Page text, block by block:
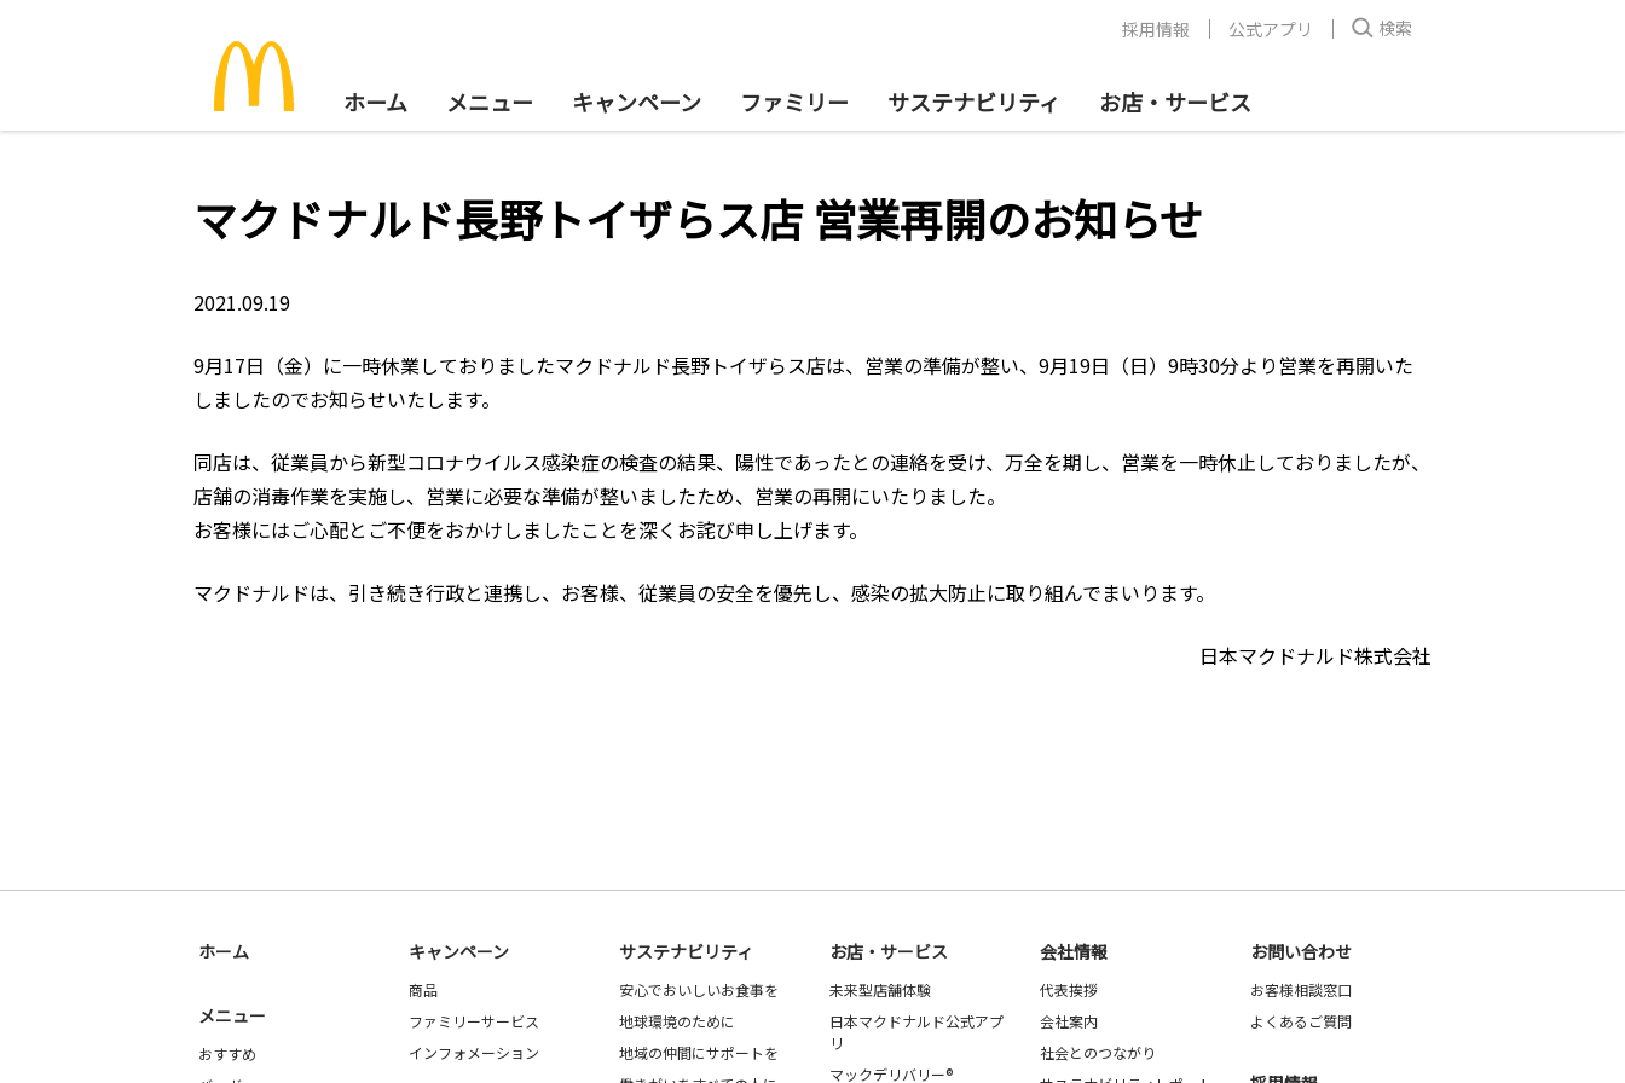
ホーム メニュー キャンペーン ファミリー サステナビリティ お店・サービス
採用情報 公式アプリ 検索
マクドナルド長野トイザらス店 営業再開のお知らせ
2021.09.19
9月17日（金）に一時休業しておりましたマクドナルド長野トイザらス店は、営業の準備が整い、9月19日（日）9時30分より営業を再開いた
しましたのでお知らせいたします。
同店は、従業員から新型コロナウイルス感染症の検査の結果、陽性であったとの連絡を受け、万全を期し、営業を一時休止しておりましたが、
店舗の消毒作業を実施し、営業に必要な準備が整いましたため、営業の再開にいたりました。
お客様にはご心配とご不便をおかけしましたことを深くお詫び申し上げます。
マクドナルドは、引き続き行政と連携し、お客様、従業員の安全を優先し、感染の拡大防止に取り組んでまいります。
日本マクドナルド株式会社
ホーム
メニュー
おすすめ
キャンペーン
商品
ファミリーサービス
インフォメーション
サステナビリティ
安心でおいしいお食事を
地球環境のために
地域の仲間にサポートを
お店・サービス
未来型店舗体験
日本マクドナルド公式アプ
リ
マックデリバリー®
会社情報
代表挨拶
会社案内
社会とのつながり
お問い合わせ
お客様相談窓口
よくあるご質問